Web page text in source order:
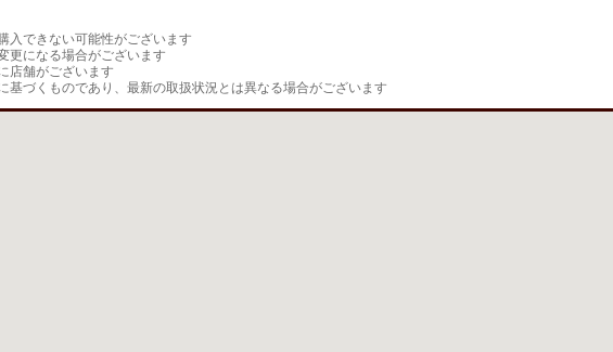
入できない可能性がございます
更になる場合がございます
店舗がございます
基づくものであり、最新の取扱状況とは異なる場合がございます